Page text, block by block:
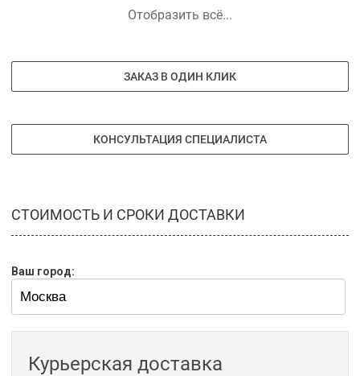
Отобразить всё...
ЗАКАЗ В ОДИН КЛИК
КОНСУЛЬТАЦИЯ СПЕЦИАЛИСТА
СТОИМОСТЬ И СРОКИ ДОСТАВКИ
Ваш город:
Курьерская доставка